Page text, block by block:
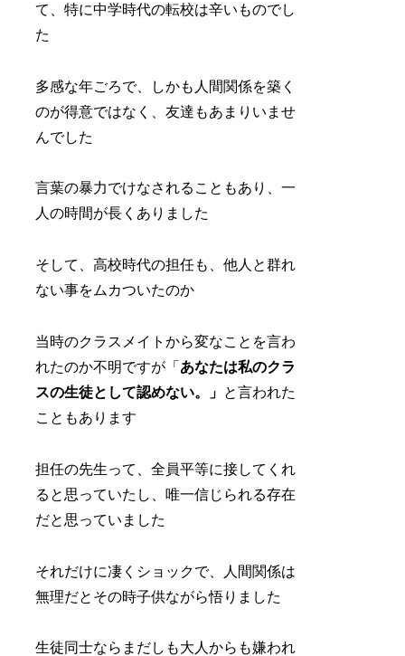
て、特に中学時代の転校は辛いものでし
た
多感な年ごろで、しかも人間関係を築く
のが得意ではなく、友達もあまりいませ
んでした
言葉の暴力でけなされることもあり、一
人の時間が長くありました
そして、高校時代の担任も、他人と群れ
ない事をムカついたのか
当時のクラスメイトから変なことを言わ
れたのか不明ですが「 あなたは私のクラ
スの生徒として認めない。」 と言われた
こともあります
担任の先生って、全員平等に接してくれ
ると思っていたし、唯一信じられる存在
だと思っていました
それだけに凄くショックで、人間関係は
無理だとその時子供ながら悟りました
生徒同士ならまだしも大人からも嫌われ